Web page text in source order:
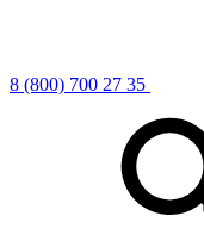
8 (800) 700 27 35